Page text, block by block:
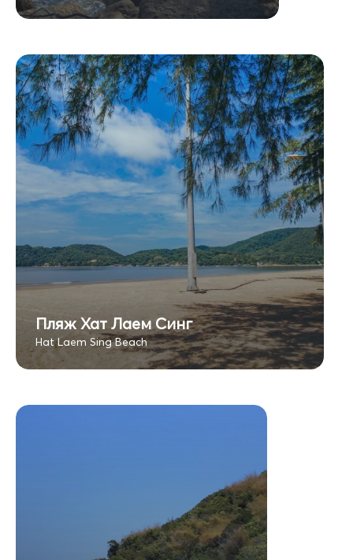
Пляж Хат Лаем Синг
Hat Laem Sing Beach